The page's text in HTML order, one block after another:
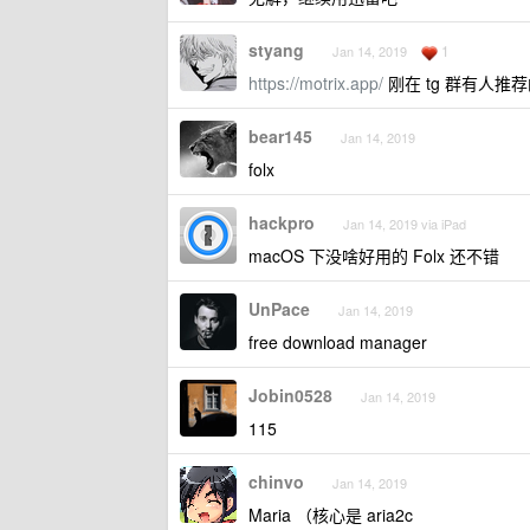
styang Jan 14, 2019 1
https://motrix.app/ 刚在 tg 群有人推
bear145 Jan 14, 2019
folx
hackpro Jan 14, 2019 via iPad
macOS 下没啥好用的 Folx 还不错
UnPace Jan 14, 2019
free download manager
Jobin0528 Jan 14, 2019
115
chinvo Jan 14, 2019
Maria （核心是 aria2c